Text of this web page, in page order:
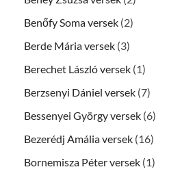
Benőfy Soma versek (2)
Berde Mária versek (3)
Berechet László versek (1)
Berzsenyi Dániel versek (7)
Bessenyei György versek (6)
Bezerédj Amália versek (16)
Bornemisza Péter versek (1)